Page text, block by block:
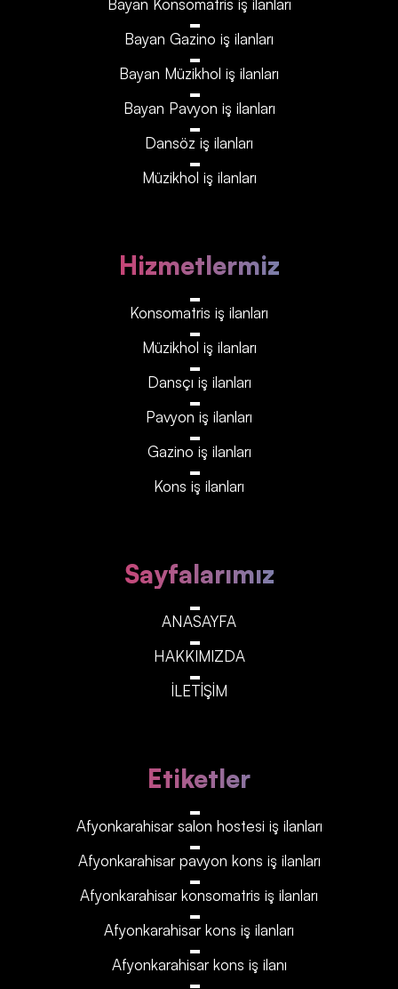
Bayan Konsomatris iş ilanları
Bayan Gazino iş ilanları
Bayan Müzikhol iş ilanları
Bayan Pavyon iş ilanları
Dansöz iş ilanları
Müzikhol iş ilanları
Hizmetlermiz
Konsomatris iş ilanları
Müzikhol iş ilanları
Dansçı iş ilanları
Pavyon iş ilanları
Gazino iş ilanları
Kons iş ilanları
Sayfalarımız
ANASAYFA
HAKKIMIZDA
İLETİŞİM
Etiketler
Afyonkarahisar‎‎‎‎ salon hostesi iş ilanları
Afyonkarahisar‎‎‎‎ pavyon kons iş ilanları
Afyonkarahisar‎‎‎‎ konsomatris iş ilanları
Afyonkarahisar‎‎‎‎ kons iş ilanları
Afyonkarahisar‎‎‎‎ kons iş ilanı